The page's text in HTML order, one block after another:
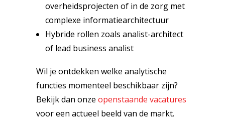
overheidsprojecten of in de zorg met
complexe informatiearchitectuur
Hybride rollen zoals analist-architect
of lead business analist
Wil je ontdekken welke analytische
functies momenteel beschikbaar zijn?
Bekijk dan onze openstaande vacatures
voor een actueel beeld van de markt.